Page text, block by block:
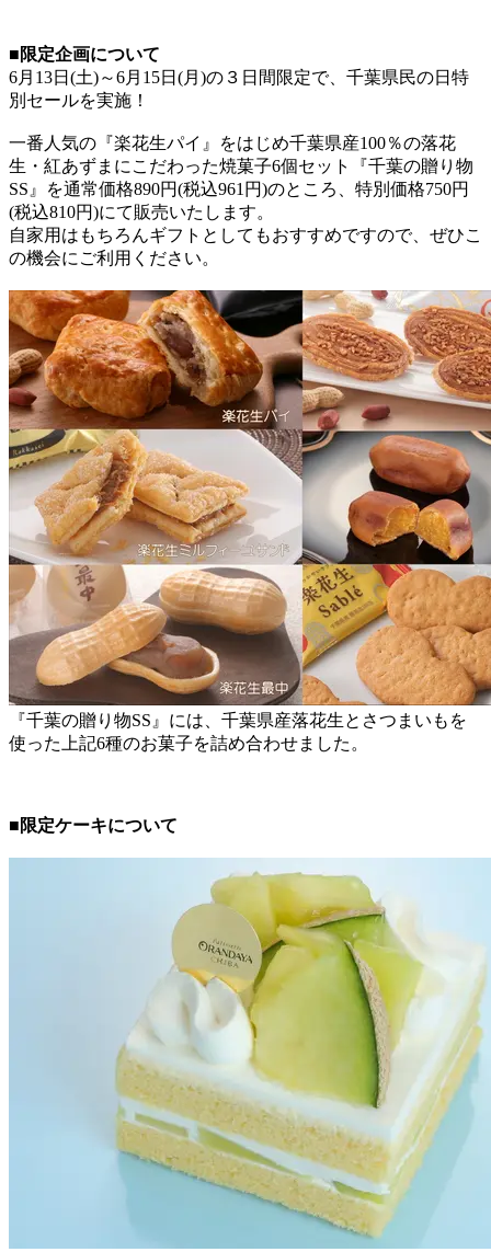
■限定企画について
6月13日(土)～6月15日(月)の３日間限定で、千葉県民の日特
別セールを実施！
一番人気の『楽花生パイ』をはじめ千葉県産100％の落花
生・紅あずまにこだわった焼菓子6個セット『千葉の贈り物
SS』を通常価格890円(税込961円)のところ、特別価格750円
(税込810円)にて販売いたします。
自家用はもちろんギフトとしてもおすすめですので、ぜひこ
の機会にご利用ください。
『千葉の贈り物SS』には、千葉県産落花生とさつまいもを
使った上記6種のお菓子を詰め合わせました。
■限定ケーキについて